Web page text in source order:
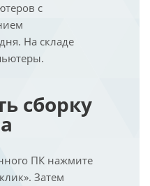
с
На складе
сборку
ПК нажмите
Затем